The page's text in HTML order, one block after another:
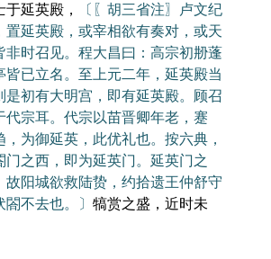
延英殿，
〔〖胡三省注〗卢文纪
置延英殿，或宰相欲有奏对，或天
非时召见。程大昌曰：高宗初刱蓬
皆已立名。至上元二年，延英殿当
是初有大明宫，即有延英殿。顾召
代宗耳。代宗以苗晋卿年老，蹇
为御延英，此优礼也。按六典，
门之西，即为延英门。延英门之
故阳城欲救陆贽，约拾遗王仲舒守
不去也。〕 犒赏之盛，近时未